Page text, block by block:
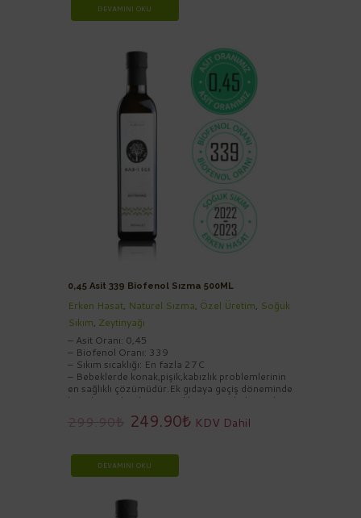
DEVAMINI OKU
0,45 Asit 339 Biofenol Sızma 500ML
Erken Hasat, Naturel Sızma, Özel Üretim, Soğuk
Sıkım, Zeytinyağı
– Asit Oranı: 0,45
– Biofenol Oranı: 339
– Sıkım sıcaklığı: En fazla 27C
– Bebeklerde konak,pişik,kabızlık problemlerinin
en sağlıklı çözümüdür.Ek gıdaya geçiş döneminde
hazırlanacak sebze yemeklerine, çorbalarına bir
tatlı kaşığı zeytinyağının ilave edilmesi
önerilmektedir
299.90₺ 249.90₺ KDV Dahil
DEVAMINI OKU